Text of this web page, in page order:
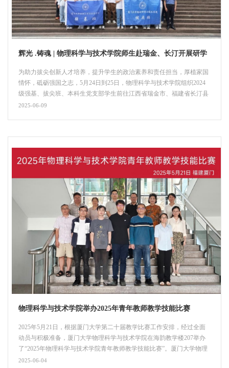
辉光 .铸魂 | 物理科学与技术学院师生赴瑞金、长汀开展研学
为助力拔尖创新人才培养，提升学生的政治素养和责任担当，厚植家国
情怀，砥砺强国之志，5月24日到25日，物理科学与技术学院组织2024
级强基、拔尖班、本科生党支部学生前往江西省瑞金市、福建省长汀县
开展“红色摇篮，瑞金追寻；南方之强，长汀溯源”主题学习实践活动。
探访红色摇篮，追寻瑞金精神研学第一站，...
2025-06-09
物理科学与技术学院举办2025年青年教师教学技能比赛
2025年5月21日，根据厦门大学第二十届教学比赛工作安排，经过全面
动员与积极准备，厦门大学物理科学与技术学院在海韵教学楼207举办
了“2025年物理科学与技术学院青年教师教学技能比赛”。厦门大学物理
科学与技术学院副院长陈理想教授主持比赛并致辞。陈老师强调了世界
2025-06-04